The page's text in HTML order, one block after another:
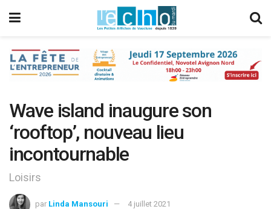
Wave island inaugure son
‘rooftop’, nouveau lieu
incontournable
Loisirs
par Linda Mansouri 4 juillet 2021